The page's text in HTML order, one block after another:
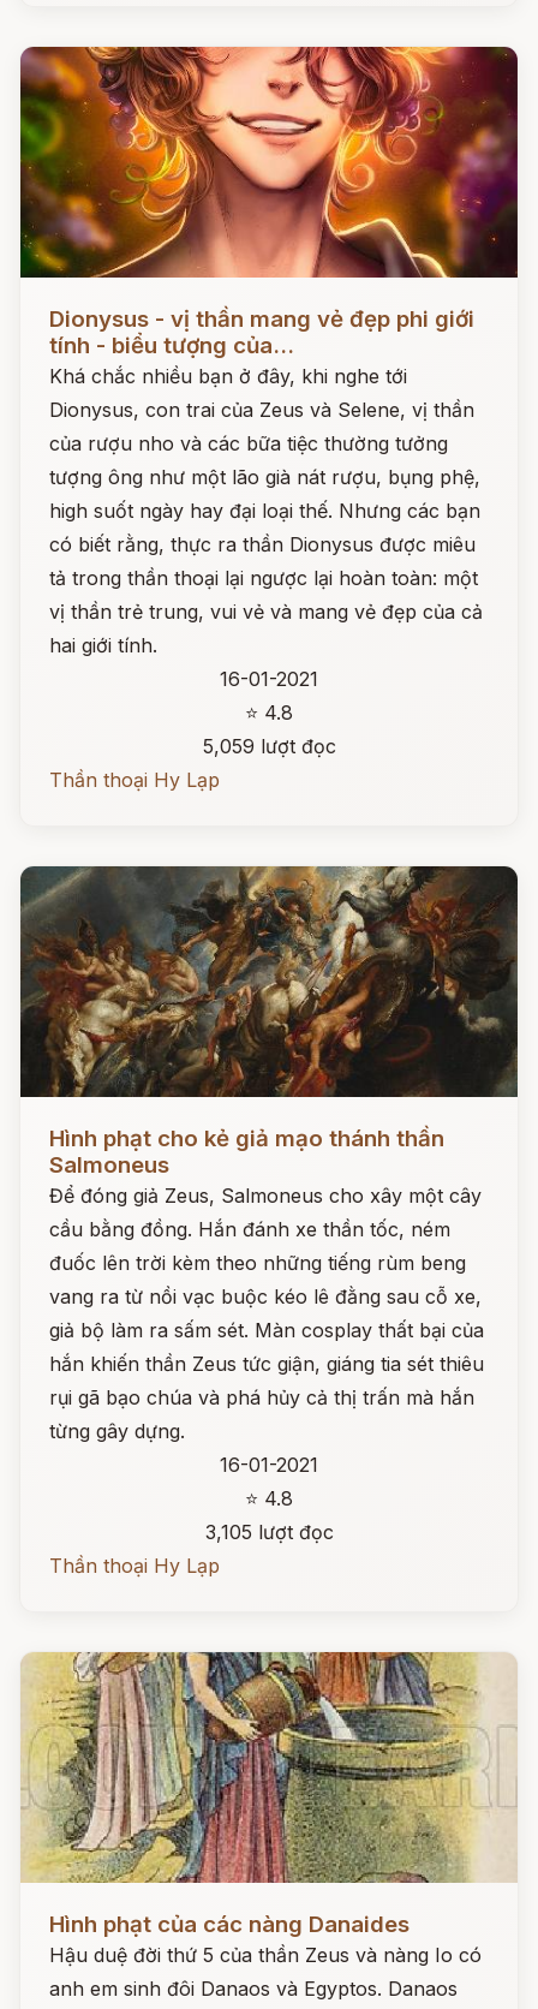
Dionysus - vị thần mang vẻ đẹp phi giới
tính - biểu tượng của...
Khá chắc nhiều bạn ở đây, khi nghe tới
Dionysus, con trai của Zeus và Selene, vị thần
của rượu nho và các bữa tiệc thường tưởng
tượng ông như một lão già nát rượu, bụng phệ,
high suốt ngày hay đại loại thế. Nhưng các bạn
có biết rằng, thực ra thần Dionysus được miêu
tả trong thần thoại lại ngược lại hoàn toàn: một
vị thần trẻ trung, vui vẻ và mang vẻ đẹp của cả
hai giới tính.
16-01-2021
⭐ 4.8
5,059 lượt đọc
Thần thoại Hy Lạp
Hình phạt cho kẻ giả mạo thánh thần
Salmoneus
Để đóng giả Zeus, Salmoneus cho xây một cây
cầu bằng đồng. Hắn đánh xe thần tốc, ném
đuốc lên trời kèm theo những tiếng rùm beng
vang ra từ nồi vạc buộc kéo lê đằng sau cỗ xe,
giả bộ làm ra sấm sét. Màn cosplay thất bại của
hắn khiến thần Zeus tức giận, giáng tia sét thiêu
rụi gã bạo chúa và phá hủy cả thị trấn mà hắn
từng gây dựng.
16-01-2021
⭐ 4.8
3,105 lượt đọc
Thần thoại Hy Lạp
Hình phạt của các nàng Danaides
Hậu duệ đời thứ 5 của thần Zeus và nàng Io có
anh em sinh đôi Danaos và Egyptos. Danaos